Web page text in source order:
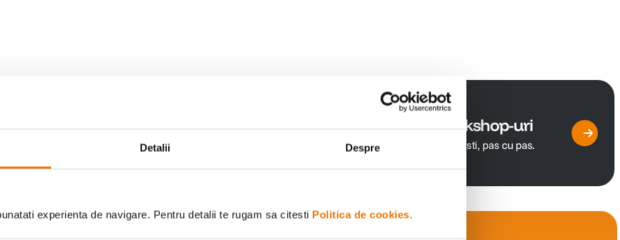
Detalii Despre
experienta de navigare. Pentru detalii te rugam sa citesti Politica de cookies.
Cursuri & workshop-uri
Invata de la profesionisti, pas cu pas.